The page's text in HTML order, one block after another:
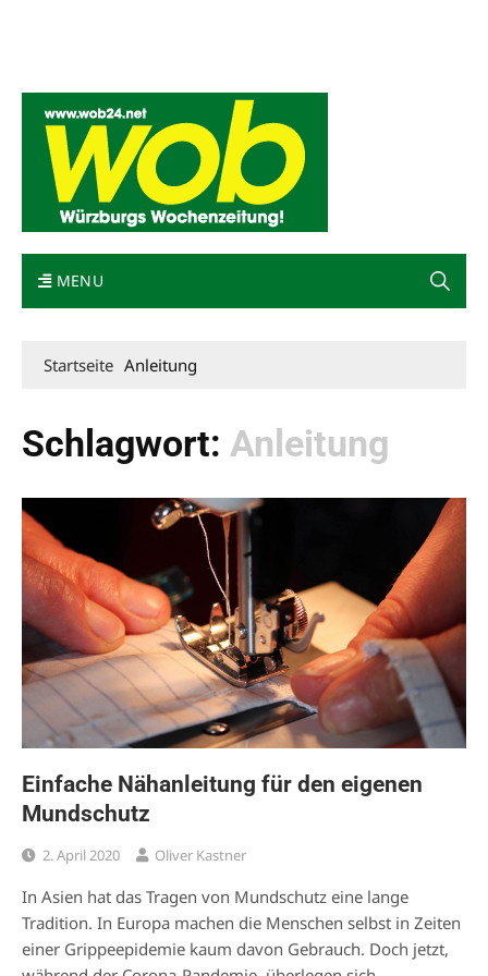
MENU
Startseite Anleitung
Schlagwort: Anleitung
Einfache Nähanleitung für den eigenen
Mundschutz
2. April 2020 Oliver Kastner
In Asien hat das Tragen von Mundschutz eine lange
Tradition. In Europa machen die Menschen selbst in Zeiten
einer Grippeepidemie kaum davon Gebrauch. Doch jetzt,